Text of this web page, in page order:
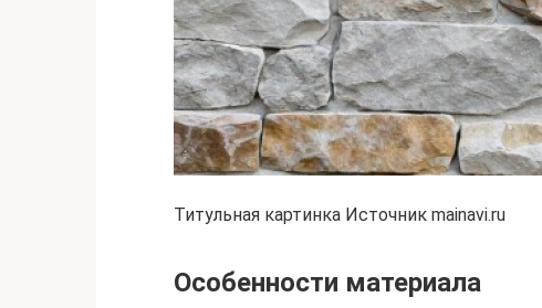
Титульная картинка Источник mainavi.ru
Особенности материала